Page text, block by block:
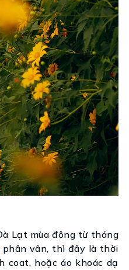
Lạt mùa đông từ tháng
vân, thì đây là thời
coat, hoặc áo khoác dạ